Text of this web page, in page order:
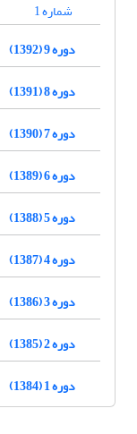
شماره 1
دوره 9 (1392)
دوره 8 (1391)
دوره 7 (1390)
دوره 6 (1389)
دوره 5 (1388)
دوره 4 (1387)
دوره 3 (1386)
دوره 2 (1385)
دوره 1 (1384)